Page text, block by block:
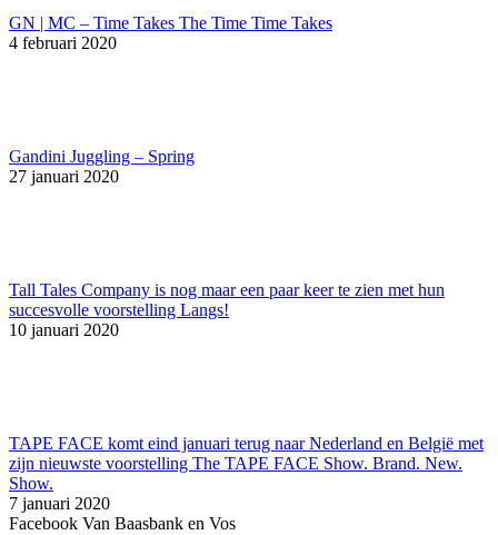
GN | MC – Time Takes The Time Time Takes
4 februari 2020
Gandini Juggling – Spring
27 januari 2020
Tall Tales Company is nog maar een paar keer te zien met hun
succesvolle voorstelling Langs!
10 januari 2020
TAPE FACE komt eind januari terug naar Nederland en België met
zijn nieuwste voorstelling The TAPE FACE Show. Brand. New.
Show.
7 januari 2020
Facebook Van Baasbank en Vos